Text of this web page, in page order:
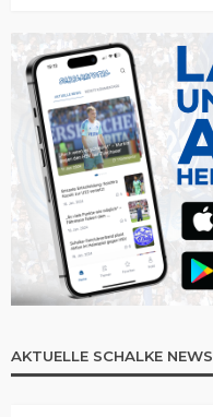
AKTUELLE SCHALKE NEWS